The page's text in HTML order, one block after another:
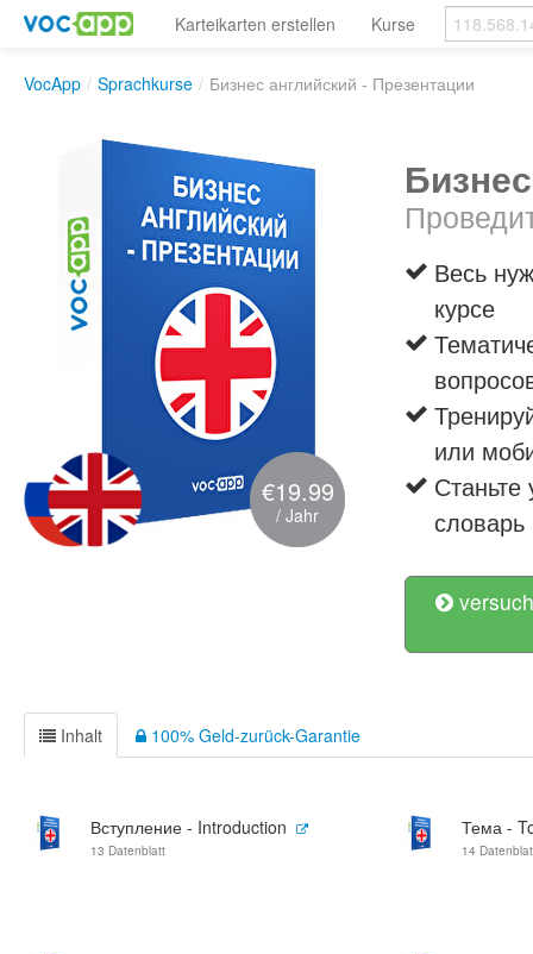
Karteikarten erstellen Kurse
VocApp / Sprachkurse / Бизнес английский - Презентации
€19.99
/ Jahr
Весь
курсе
или
словарь
Inhalt 100% Geld-zurück-Garantie
Вступление - Introduction
13 Datenblatt
Тема -
14